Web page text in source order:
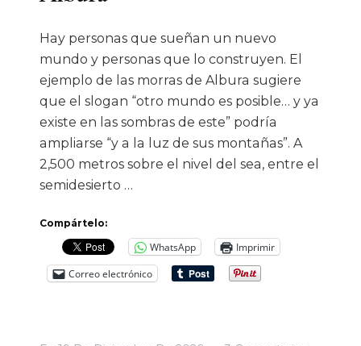
Hay personas que sueñan un nuevo
mundo y personas que lo construyen. El
ejemplo de las morras de Albura sugiere
que el slogan “otro mundo es posible… y ya
existe en las sombras de este” podría
ampliarse “y a la luz de sus montañas”. A
2,500 metros sobre el nivel del sea, entre el
semidesierto …
Compártelo:
WhatsApp
Imprimir
Correo electrónico